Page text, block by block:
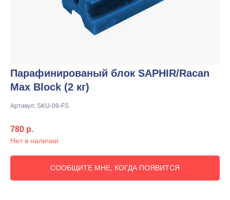
Парафинированый блок SAPHIR/Racan
Max Block (2 кг)
Артикул: SKU-09-FS
780 р.
Нет в наличии
СООБЩИТЕ МНЕ, КОГДА ПОЯВИТСЯ